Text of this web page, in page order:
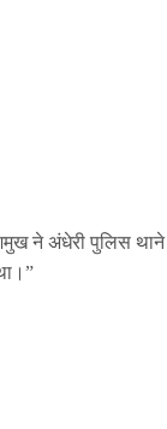
ने अंधेरी पुलिस थाने